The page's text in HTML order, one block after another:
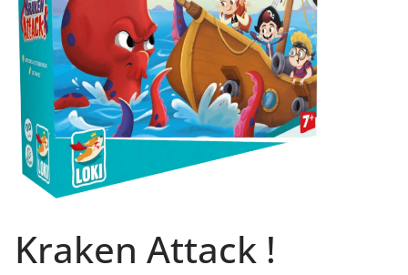
Kraken Attack !